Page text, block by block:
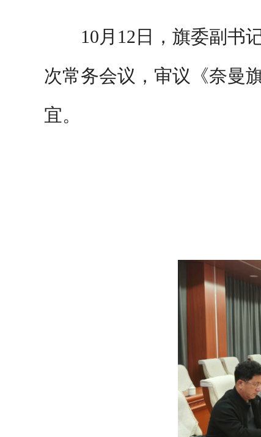
10月12日，旗委副书
次常务会议，审议《奈曼
宜。